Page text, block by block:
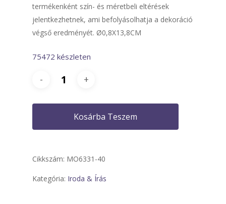
termékenként szín- és méretbeli eltérések
jelentkezhetnek, ami befolyásolhatja a dekoráció
végső eredményét. Ø0,8X13,8CM
75472 készleten
Kosárba Teszem
Cikkszám: MO6331-40
Kategória: Iroda & Írás